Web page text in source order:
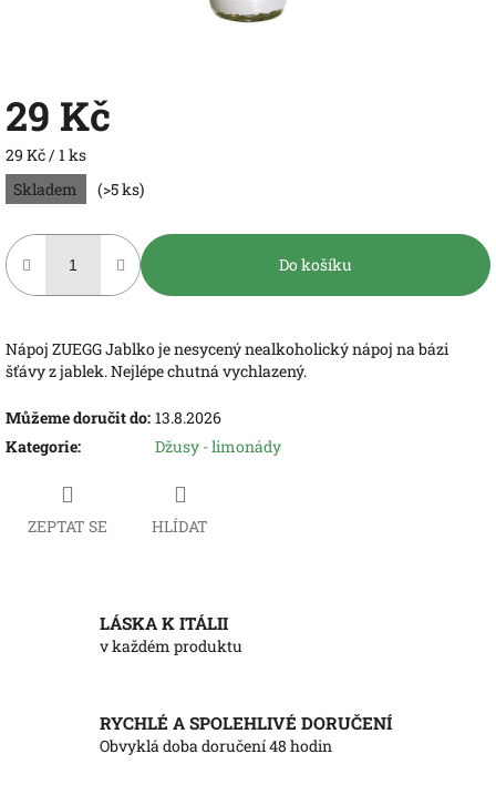
29 Kč
Měrná
cena:
29 Kč / 1 ks
Skladem
(>5 ks)
Do košíku
Nápoj ZUEGG Jablko je nesycený nealkoholický nápoj na bázi
šťávy z jablek. Nejlépe chutná vychlazený.
Můžeme doručit do: 13.8.2026
Kategorie: Džusy - limonády
ZEPTAT SE HLÍDAT
LÁSKA K ITÁLII
v každém produktu
RYCHLÉ A SPOLEHLIVÉ DORUČENÍ
Obvyklá doba doručení 48 hodin